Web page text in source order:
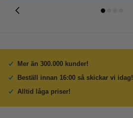
Mer än 300.000 kunder!
Beställ innan 16:00 så skickar vi idag!
Alltid låga priser!